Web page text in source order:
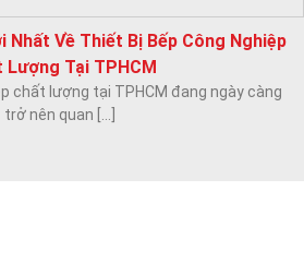
CẤP LẮP ĐẶT THIẾT BỊ BẾP
BEEF THE VILLA
Villa với phong cách cổ điển Pháp đan
xen hiện [...]